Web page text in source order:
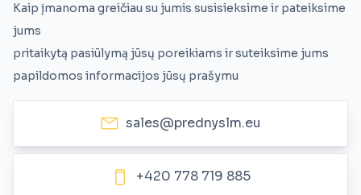
Kaip įmanoma greičiau su jumis susisieksime ir pateiksime
jums
pritaikytą pasiūlymą jūsų poreikiams ir suteiksime jums
papildomos informacijos jūsų prašymu
sales@prednyslm.eu
+420 778 719 885